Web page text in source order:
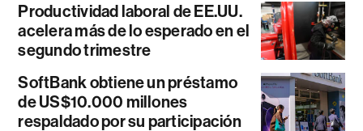
Productividad laboral de EE.UU.
acelera más de lo esperado en el
segundo trimestre
SoftBank obtiene un préstamo
de US$10.000 millones
respaldado por su participación